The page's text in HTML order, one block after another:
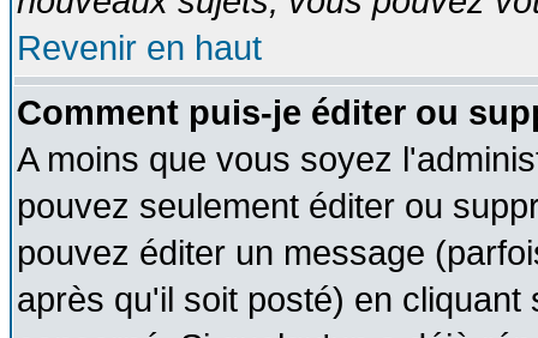
Revenir en haut
Comment puis-je éditer ou
A moins que vous soyez
pouvez seulement éditer ou
pouvez éditer un message
après qu'il soit posté) en